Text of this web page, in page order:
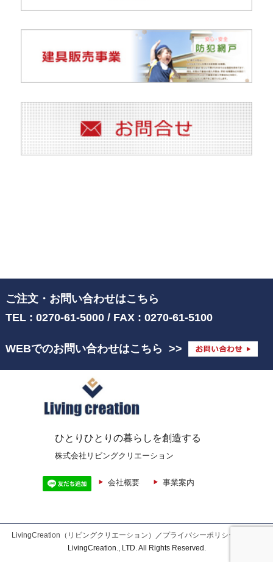
ご注文・お問い合わせはこちら
TEL : 0270-61-5000 / FAX : 0270-61-5100
WEBでのお問い合わせはこちら >>
ひとりひとりの暮らしを創造する
株式会社リビングクリエーション
会社概要 事業案内
LivingCreation（リビングクリエーション） ／ プライバシーポリシー
LivingCreation., LTD. All Rights Reserved.